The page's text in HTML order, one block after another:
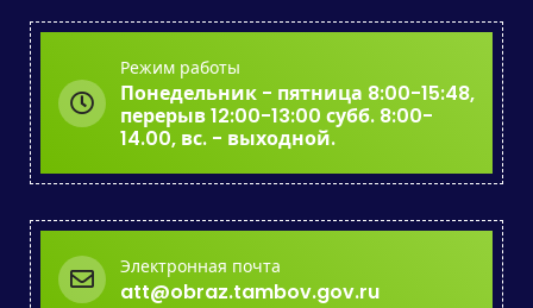
Режим работы
Понедельник - пятница 8:00-15:48,
перерыв 12:00-13:00 субб. 8:00-
14.00, вс. - выходной.
Электронная почта
att@obraz.tambov.gov.ru